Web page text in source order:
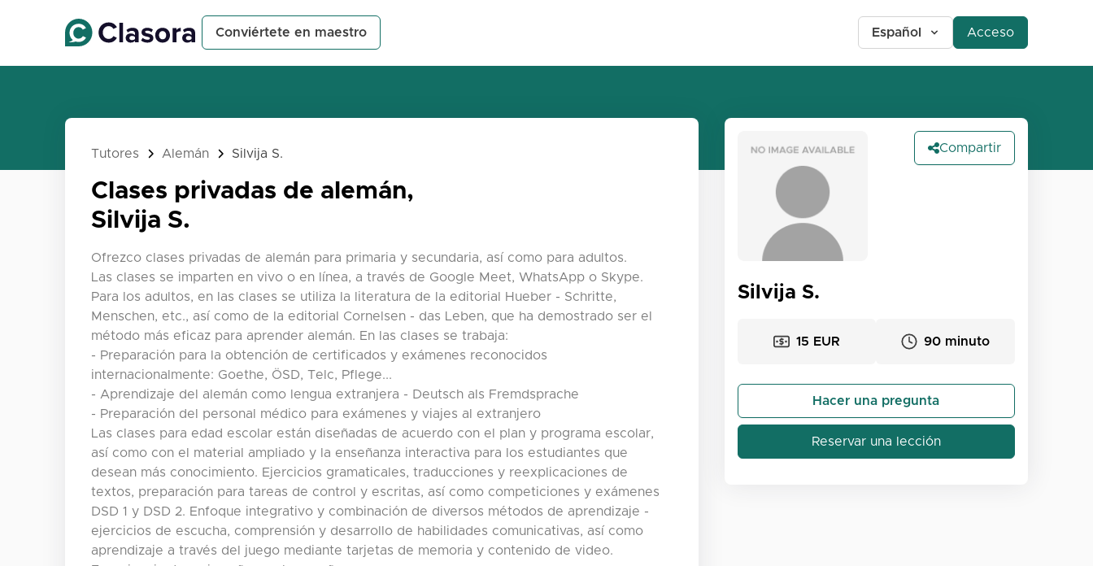
Conviértete en maestro Español Acceso
Tutores Alemán Silvija S.
Clases privadas de alemán,
Silvija S.
Ofrezco clases privadas de alemán para primaria y secundaria, así como para adultos.
Las clases se imparten en vivo o en línea, a través de Google Meet, WhatsApp o Skype.
Para los adultos, en las clases se utiliza la literatura de la editorial Hueber - Schritte,
Menschen, etc., así como de la editorial Cornelsen - das Leben, que ha demostrado ser el
método más eficaz para aprender alemán. En las clases se trabaja:
- Preparación para la obtención de certificados y exámenes reconocidos
internacionalmente: Goethe, ÖSD, Telc, Pflege...
- Aprendizaje del alemán como lengua extranjera - Deutsch als Fremdsprache
- Preparación del personal médico para exámenes y viajes al extranjero
Las clases para edad escolar están diseñadas de acuerdo con el plan y programa escolar,
así como con el material ampliado y la enseñanza interactiva para los estudiantes que
desean más conocimiento. Ejercicios gramaticales, traducciones y reexplicaciones de
textos, preparación para tareas de control y escritas, así como competiciones y exámenes
DSD 1 y DSD 2. Enfoque integrativo y combinación de diversos métodos de aprendizaje -
ejercicios de escucha, comprensión y desarrollo de habilidades comunicativas, así como
aprendizaje a través del juego mediante tarjetas de memoria y contenido de video.
Silvija S.
Compartir
15 EUR 90 minuto
Hacer una pregunta
Reservar una lección